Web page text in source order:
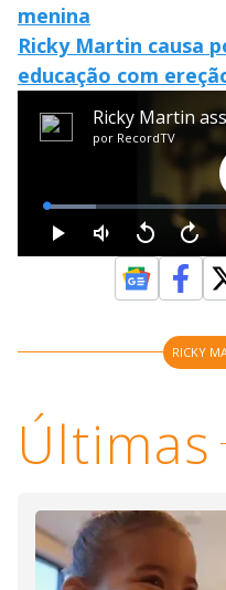
menina
Ricky Martin causa
educação com
RICKY
Últimas